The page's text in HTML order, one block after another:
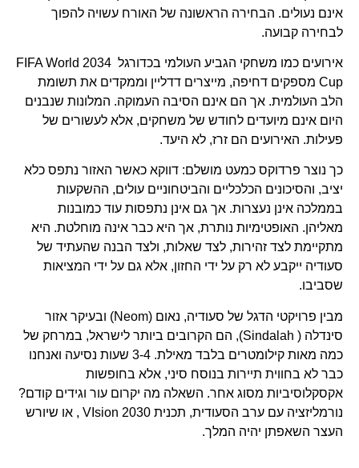
אינם נעולים. הבחירה הראשונה של האורח עשויה להפוך
לבחירה קבועה.
אירועים כמו משחקי הגביע העולמי בכדורגל 2034 FIFA World
Cup מספקים דחיפה, מייצרים דדליין וממקדים את תשומת
הלב העולמית. אך הם אינם הסיבה העמוקה. המלונות שנבנים
היום אינם מיועדים לחודש של משחקים, אלא לעשורים של
פעילות. האירועים הם זרז, לא היעד.
כך נוצר פרדוקס כמעט מושלם: דווקא כאשר האזור נתפס כלא
יציב, והסיכונים הכלכליים והביטחוניים עולים, ההשקעות
בממלכה אינן נעצרות. אך גם אינן נתפסות עוד כמובנות
מאליהן. האופטימיות נותרת, אך היא כבר אינה מוחלטת. היא
מתקיימת לצד זהירות, לצד שאלות, ולצד הבנה שהעתיד של
סעודיה ייקבע לא רק על ידי החזון, אלא גם על ידי המציאות
שסביבו.
מבין פרויקטי הדגל של סעודיה, נאום (Neom) ובעיקר אזור
סינדלה ( Sindalah), הם הקרובים ביותר לישראל, במרחק של
כמה מאות קילומטרים בלבד מאילת. 3-4 שעות נסיעה ואנחנו
כבר לא בחווית תיירות בנוסח סיני, אלא בחופשות
אקסקלוסיביות מסוג אחר. השאלה מה יקרום עור וגידים קודם?
נורמליזציה עם ערב הסעודית, תכנית VIsion 2030 , או שיורש
העצר השאפתן יהיה המלך.